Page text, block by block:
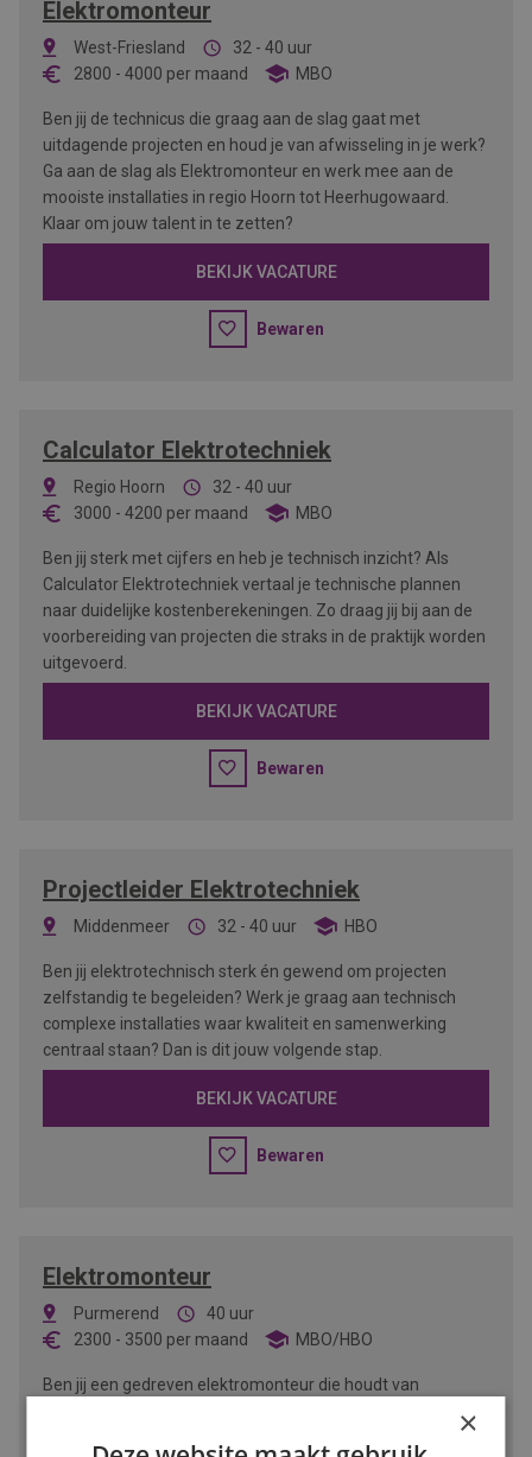
Elektromonteur
West-Friesland
32 - 40 uur
2800 - 4000 per maand MBO
Ben jij de technicus die graag aan de slag gaat met
uitdagende projecten en houd je van afwisseling in je werk?
Ga aan de slag als Elektromonteur en werk mee aan de
mooiste installaties in regio Hoorn tot Heerhugowaard.
Klaar om jouw talent in te zetten?
BEKIJK VACATURE
Bewaren
Calculator Elektrotechniek
Regio Hoorn
32 - 40 uur
3000 - 4200 per maand MBO
Ben jij sterk met cijfers en heb je technisch inzicht? Als
Calculator Elektrotechniek vertaal je technische plannen
naar duidelijke kostenberekeningen. Zo draag jij bij aan de
voorbereiding van projecten die straks in de praktijk worden
uitgevoerd.
BEKIJK VACATURE
Bewaren
Projectleider Elektrotechniek
Middenmeer 32 - 40 uur HBO
Ben jij elektrotechnisch sterk én gewend om projecten
zelfstandig te begeleiden? Werk je graag aan technisch
complexe installaties waar kwaliteit en samenwerking
centraal staan? Dan is dit jouw volgende stap.
BEKIJK VACATURE
Bewaren
Elektromonteur
Purmerend
40 uur
2300 - 3500 per maand MBO/HBO
Ben jij een gedreven elektromonteur die houdt van
vakkennis kunt inzetten in verschillende sectoren? Dan is×